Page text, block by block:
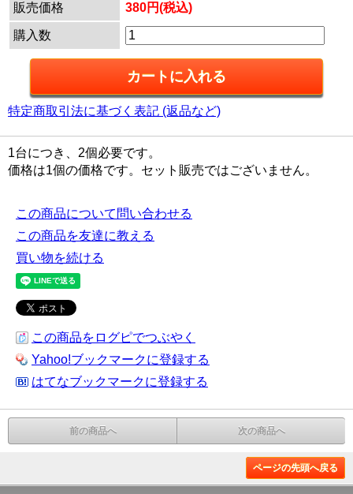
販売価格
380円(税込)
購入数
特定商取引法に基づく表記 (返品など)
1台につき、2個必要です。
価格は1個の価格です。セット販売ではございません。
この商品について問い合わせる
この商品を友達に教える
買い物を続ける
この商品をログピでつぶやく
Yahoo!ブックマークに登録する
はてなブックマークに登録する
前の商品へ 次の商品へ
ページの先頭へ戻る